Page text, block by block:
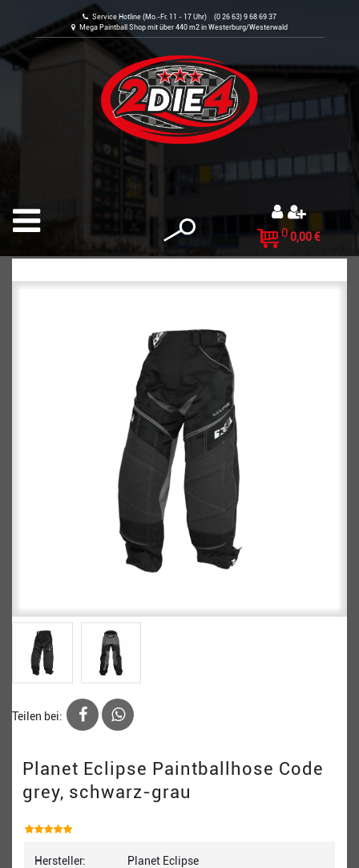
Service Hotline (Mo.-Fr. 11 - 17 Uhr) (0 26 63) 9 68 69 37
Mega Paintball Shop mit über 440 m2 in Westerburg/Westerwald
0 0,00 €
Teilen bei:
Planet Eclipse Paintballhose Code
grey, schwarz-grau
Hersteller:
Planet Eclipse